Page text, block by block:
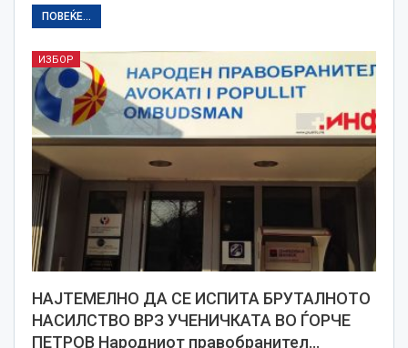
ПОВЕЌЕ...
ИЗБОР
НАЈТЕМЕЛНО ДА СЕ ИСПИТА БРУТАЛНОТО
НАСИЛСТВО ВРЗ УЧЕНИЧКАТА ВО ЃОРЧЕ
ПЕТРОВ Народниот правобранител…